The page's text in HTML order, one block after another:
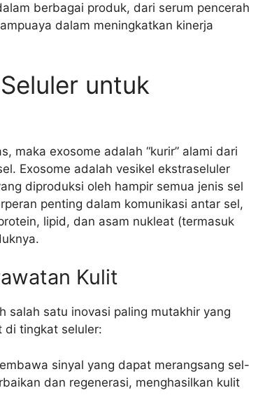
berbagai produk, dari serum pencerah
dalam meningkatkan kinerja
untuk
maka exosome adalah “kurir” alami dari
Exosome adalah vesikel ekstraseluler
diproduksi oleh hampir semua jenis sel
penting dalam komunikasi antar sel,
lipid, dan asam nukleat (termasuk
Kulit
salah satu inovasi paling mutakhir yang
di tingkat seluler:
sinyal yang dapat merangsang sel-
dan regenerasi, menghasilkan kulit